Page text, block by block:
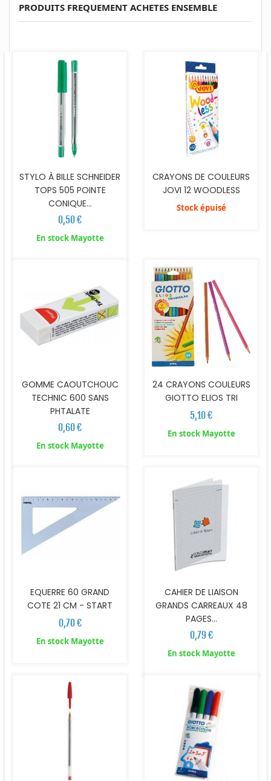
PRODUITS FREQUEMENT ACHETES ENSEMBLE
STYLO À BILLE SCHNEIDER
TOPS 505 POINTE
CONIQUE...
0,50 €
En stock Mayotte
CRAYONS DE COULEURS
JOVI 12 WOODLESS
Stock épuisé
GOMME CAOUTCHOUC
TECHNIC 600 SANS
PHTALATE
0,60 €
En stock Mayotte
24 CRAYONS COULEURS
GIOTTO ELIOS TRI
5,10 €
En stock Mayotte
EQUERRE 60 GRAND
COTE 21 CM - START
0,70 €
En stock Mayotte
CAHIER DE LIAISON
GRANDS CARREAUX 48
PAGES...
0,79 €
En stock Mayotte